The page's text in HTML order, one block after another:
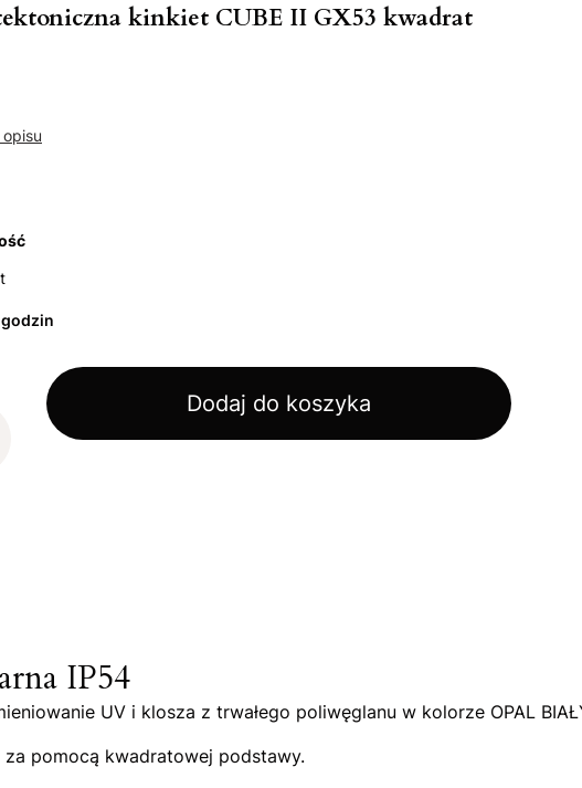
kinkiet CUBE II GX53 kwadrat
Dodaj do koszyka
IP54
UV i klosza z trwałego poliwęglanu w kolorze OPAL
pomocą kwadratowej podstawy.